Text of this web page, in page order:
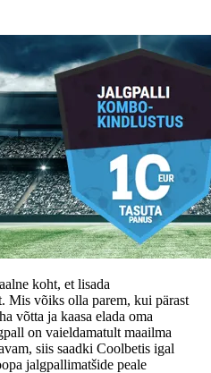
koht, et lisada
Mis võiks olla parem, kui pärast
võtta ja kaasa elada oma
on vaieldamatult maailma
siis saadki Coolbetis igal
jalgpallimatšide peale